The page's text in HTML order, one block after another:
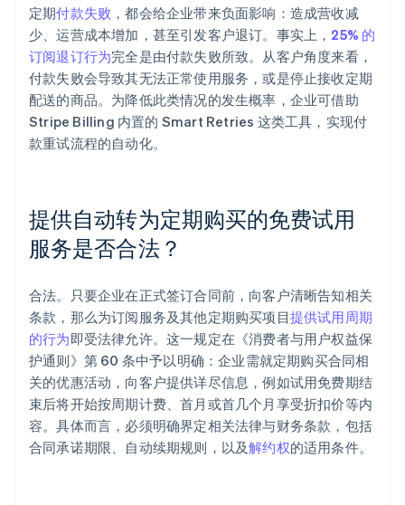
定期付款失败 ，都会给企业带来负面影响：造成营收减
少、运营成本增加，甚至引发客户退订。事实上， 25% 的
订阅退订行为完全是由付款失败所致。从客户角度来看，
付款失败会导致其无法正常使用服务，或是停止接收定期
配送的商品。为降低此类情况的发生概率，企业可借助
Stripe Billing 内置的 Smart Retries 这类工具，实现付
款重试流程的自动化。
提供自动转为定期购买的免费试用
服务是否合法？
合法。只要企业在正式签订合同前，向客户清晰告知相关
条款，那么为订阅服务及其他定期购买项目提供试用周期
的行为即受法律允许。这一规定在《消费者与用户权益保
护通则》第 60 条中予以明确：企业需就定期购买合同相
关的优惠活动，向客户提供详尽信息，例如试用免费期结
束后将开始按周期计费、首月或首几个月享受折扣价等内
容。具体而言，必须明确界定相关法律与财务条款，包括
合同承诺期限、自动续期规则，以及解约权的适用条件。
阿联酋
English
English
爱沙尼亚
English
奥地利
Deutsch English
澳大利亚
English
巴西
Português English